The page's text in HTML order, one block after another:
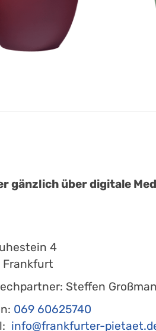
gänzlich über digitale
4
Steffen
069 60625740
info@frankfurter-